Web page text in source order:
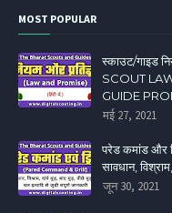
MOST POPULAR
स्काउट/गाइड
SCOUT
GUIDE
मई 27, 2021
परेड कमांड और
सावधान,
जून 30, 2021